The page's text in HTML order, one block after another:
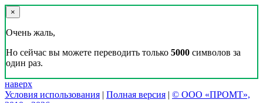
×
Очень жаль,
Но сейчас вы можете переводить только 5000 символов за
один раз.
наверх
Условия использования | Полная версия | © ООО «ПРОМТ»,